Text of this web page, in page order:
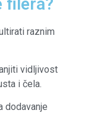
filera?
raznim
vidljivost
i čela.
dodavanje